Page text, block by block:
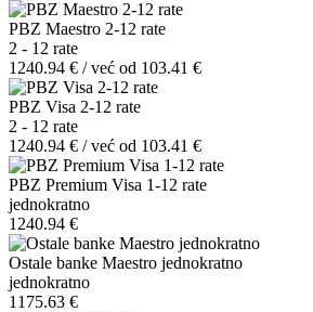
PBZ Maestro 2-12 rate
2 - 12 rate
1240.94 € / već od 103.41 €
PBZ Visa 2-12 rate
2 - 12 rate
1240.94 € / već od 103.41 €
PBZ Premium Visa 1-12 rate
jednokratno
1240.94 €
Ostale banke Maestro jednokratno
jednokratno
1175.63 €